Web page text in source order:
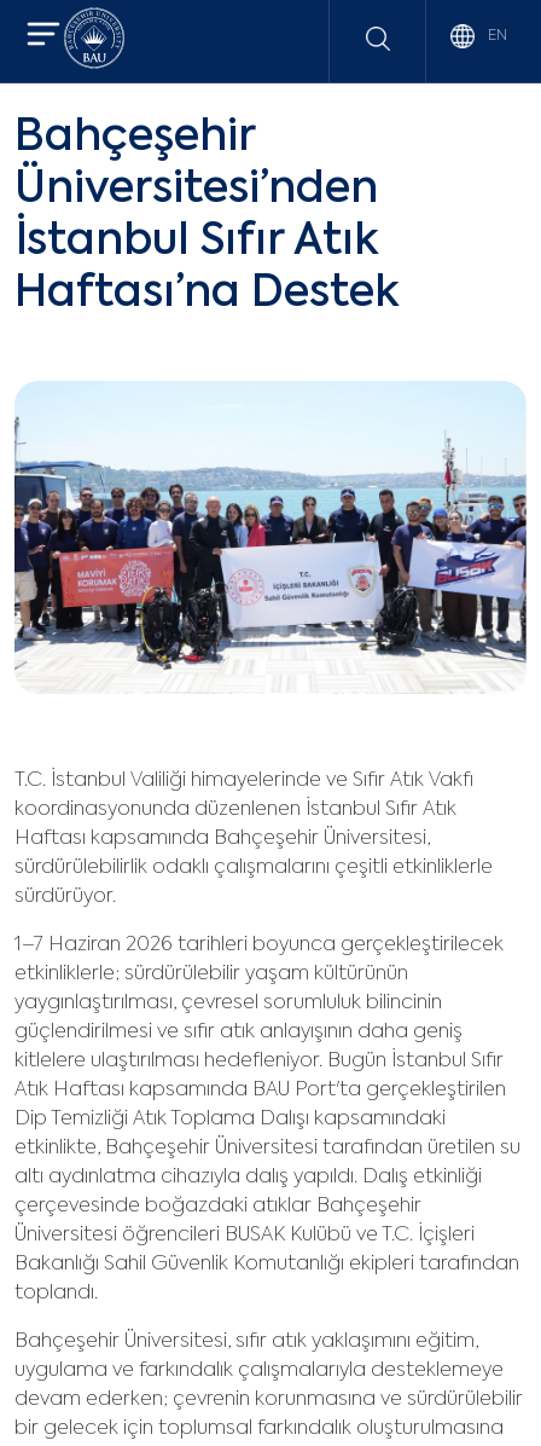
EN
Bahçeşehir
Üniversitesi’nden
İstanbul Sıfır Atık
Haftası’na Destek
T.C. İstanbul Valiliği himayelerinde ve Sıfır Atık Vakfı
koordinasyonunda düzenlenen İstanbul Sıfır Atık
Haftası kapsamında Bahçeşehir Üniversitesi,
sürdürülebilirlik odaklı çalışmalarını çeşitli etkinliklerle
sürdürüyor.
1–7 Haziran 2026 tarihleri boyunca gerçekleştirilecek
etkinliklerle; sürdürülebilir yaşam kültürünün
yaygınlaştırılması, çevresel sorumluluk bilincinin
güçlendirilmesi ve sıfır atık anlayışının daha geniş
kitlelere ulaştırılması hedefleniyor. Bugün İstanbul Sıfır
Atık Haftası kapsamında BAU Port'ta gerçekleştirilen
Dip Temizliği Atık Toplama Dalışı kapsamındaki
etkinlikte, Bahçeşehir Üniversitesi tarafından üretilen su
altı aydınlatma cihazıyla dalış yapıldı. Dalış etkinliği
çerçevesinde boğazdaki atıklar Bahçeşehir
Üniversitesi öğrencileri BUSAK Kulübü ve T.C. İçişleri
Bakanlığı Sahil Güvenlik Komutanlığı ekipleri tarafından
toplandı.
Bahçeşehir Üniversitesi, sıfır atık yaklaşımını eğitim,
uygulama ve farkındalık çalışmalarıyla desteklemeye
devam ederken; çevrenin korunmasına ve sürdürülebilir
bir gelecek için toplumsal farkındalık oluşturulmasına